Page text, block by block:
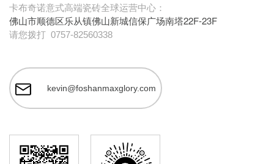
卡布奇诺意式高端瓷砖全球运营中心：
佛山市顺德区乐从镇佛山新城信保广场南塔22F-23F
请您拨打 0757-82560338
kevin@foshanmaxglory.com